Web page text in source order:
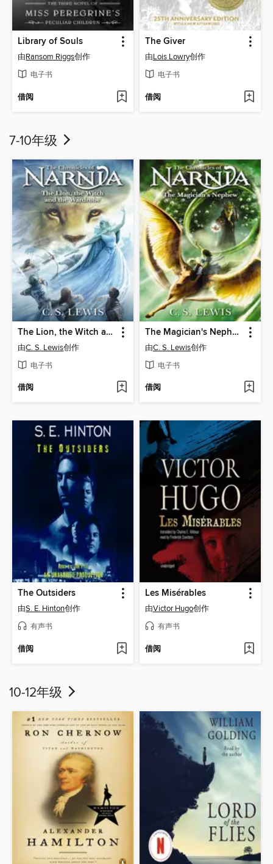
Library of Souls
由Ransom Riggs创作
电子书
借阅
The Giver
由Lois Lowry创作
电子书
借阅
7-10年级
The Lion, the Witch and the Wardrobe
由C. S. Lewis创作
电子书
借阅
The Magician's Nephew
由C. S. Lewis创作
电子书
借阅
The Outsiders
由S. E. Hinton创作
有声书
借阅
Les Misérables
由Victor Hugo创作
有声书
借阅
10-12年级